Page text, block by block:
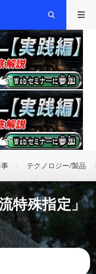
テクノロジー/製品
特殊指定」